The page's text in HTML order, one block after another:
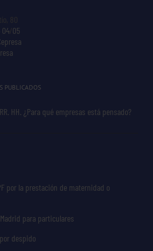
80
04 05
PUBLICADOS
HH. ¿Para qué empresas está pensado?
por la prestación de maternidad o
para particulares
despido